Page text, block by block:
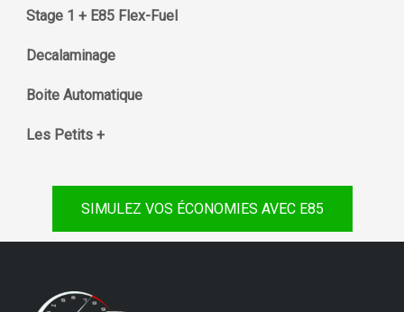
Stage 1 + E85 Flex-Fuel
Decalaminage
Boite Automatique
Les Petits +
SIMULEZ VOS ÉCONOMIES AVEC E85